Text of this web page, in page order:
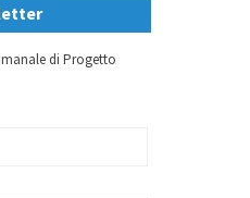
di Progetto